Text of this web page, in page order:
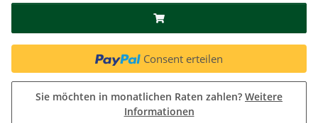
Consent erteilen
Sie möchten in monatlichen Raten zahlen? Weitere
Informationen